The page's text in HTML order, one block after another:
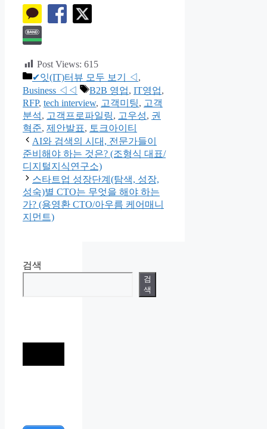
Post Views: 615
카
테
고
리
✔잇(IT)터뷰 모두 보기 ◁ ,
Business ◁◁
태
그
B2B 영업, IT영업,
RFP, tech interview, 고객미팅, 고객
분석, 고객프로파일링, 고우성, 권
혁준, 제안발표, 토크아이티
AI와 검색의 시대, 전문가들이
준비해야 하는 것은? (조형식 대표/
디지털지식연구소)
스타트업 성장단계(탐색, 성장,
성숙)별 CTO는 무엇을 해야 하는
가? (용영환 CTO/아우름 케어매니
지먼트)
검색
검
색